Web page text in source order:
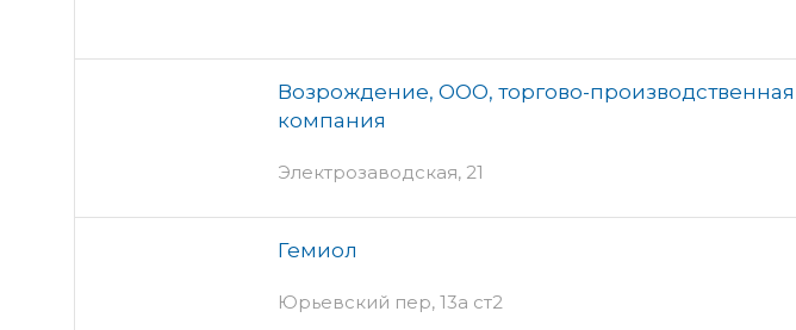
Возрождение, ООО, торгово-производственная
компания
Электрозаводская, 21
Гемиол
Юрьевский пер, 13а ст2